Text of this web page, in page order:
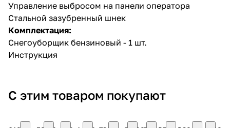
Управление выбросом на панели оператора
Стальной зазубренный шнек
Комплектация:
Снегоуборщик бензиновый - 1 шт.
Инструкция
С этим товаром покупают